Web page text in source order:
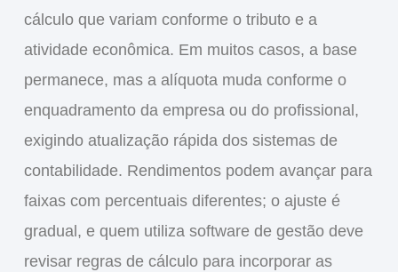
cálculo que variam conforme o tributo e a
atividade econômica. Em muitos casos, a base
permanece, mas a alíquota muda conforme o
enquadramento da empresa ou do profissional,
exigindo atualização rápida dos sistemas de
contabilidade. Rendimentos podem avançar para
faixas com percentuais diferentes; o ajuste é
gradual, e quem utiliza software de gestão deve
revisar regras de cálculo para incorporar as